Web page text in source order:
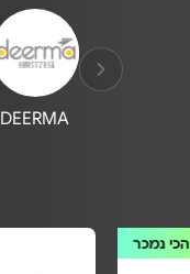
DEERMA
הכי נמכר